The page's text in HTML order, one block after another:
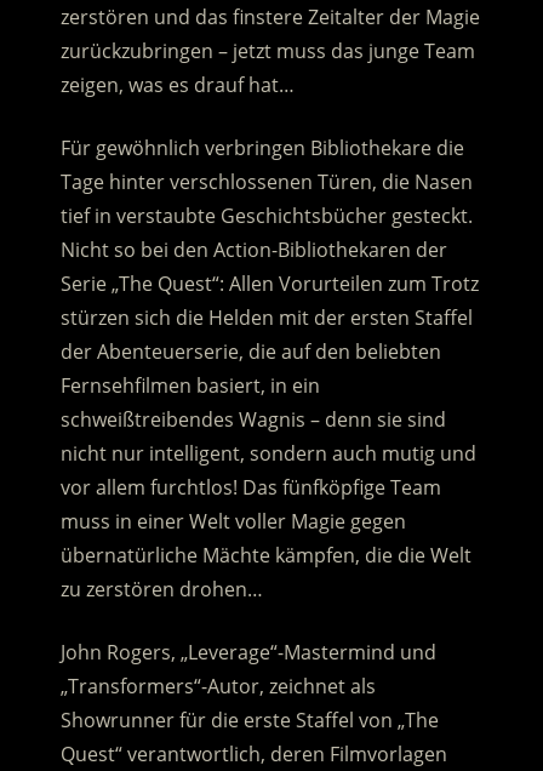
zerstören und das finstere Zeitalter der Magie
zurückzubringen – jetzt muss das junge Team
zeigen, was es drauf hat…
Für gewöhnlich verbringen Bibliothekare die
Tage hinter verschlossenen Türen, die Nasen
tief in verstaubte Geschichtsbücher gesteckt.
Nicht so bei den Action-Bibliothekaren der
Serie „The Quest“: Allen Vorurteilen zum Trotz
stürzen sich die Helden mit der ersten Staffel
der Abenteuerserie, die auf den beliebten
Fernsehfilmen basiert, in ein
schweißtreibendes Wagnis – denn sie sind
nicht nur intelligent, sondern auch mutig und
vor allem furchtlos! Das fünfköpfige Team
muss in einer Welt voller Magie gegen
übernatürliche Mächte kämpfen, die die Welt
zu zerstören drohen…
John Rogers, „Leverage“-Mastermind und
„Transformers“-Autor, zeichnet als
Showrunner für die erste Staffel von „The
Quest“ verantwortlich, deren Filmvorlagen